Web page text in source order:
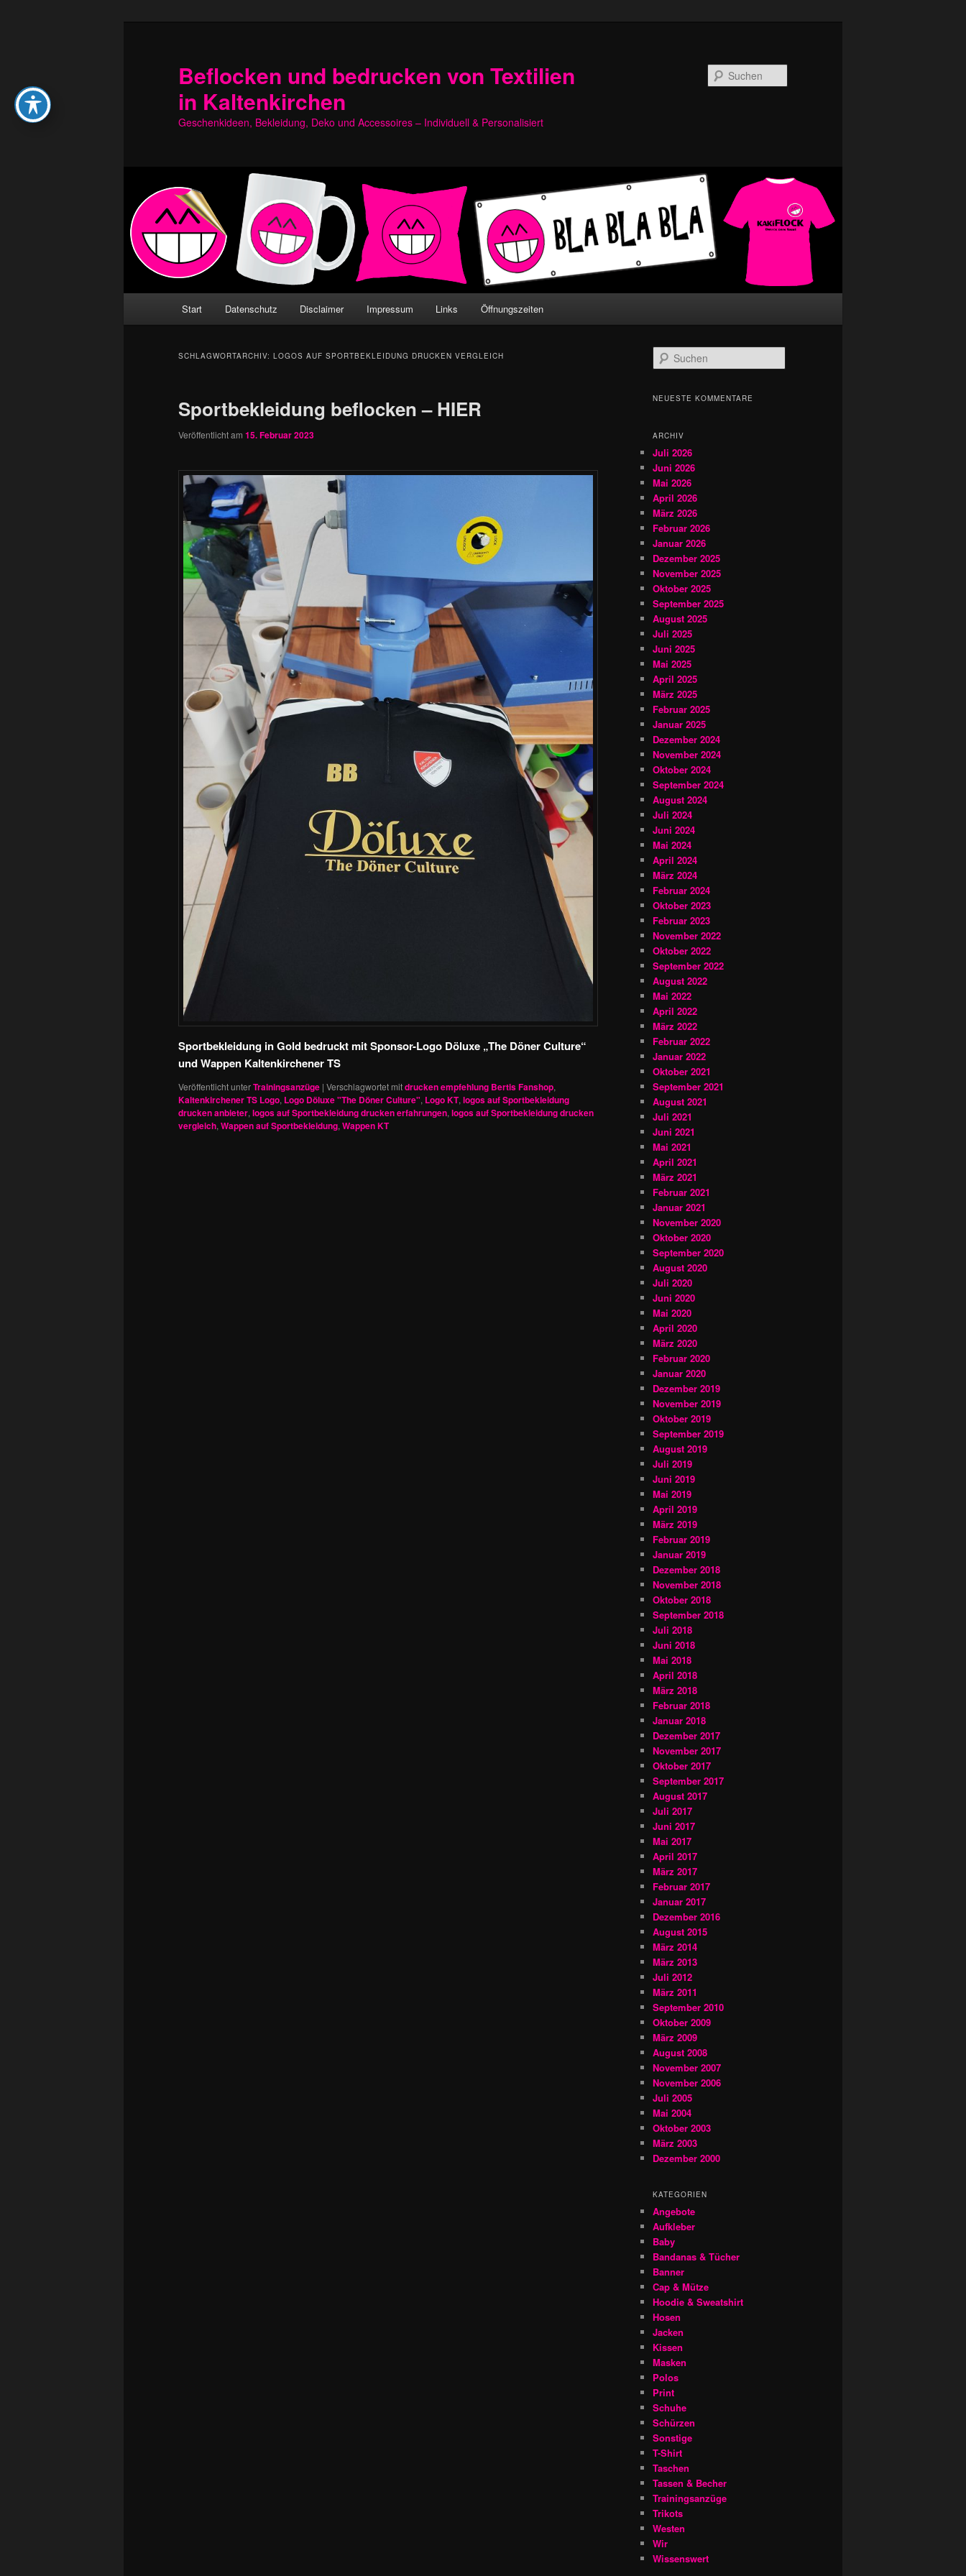
Beflocken und bedrucken von Textilien
in Kaltenkirchen
Geschenkideen, Bekleidung, Deko und Accessoires – Individuell & Personalisiert
Start Datenschutz Disclaimer Impressum Links Öffnungszeiten
SCHLAGWORTARCHIV: LOGOS AUF SPORTBEKLEIDUNG DRUCKEN VERGLEICH
Sportbekleidung beflocken – HIER
Veröffentlicht am 15. Februar 2023
Sportbekleidung in Gold bedruckt mit Sponsor-Logo Döluxe „The Döner Culture“
und Wappen Kaltenkirchener TS
Veröffentlicht unterTrainingsanzüge | Verschlagwortet mitdrucken empfehlung Bertis Fanshop,
Kaltenkirchener TS Logo, Logo Döluxe "The Döner Culture", Logo KT, logos auf Sportbekleidung
drucken anbieter, logos auf Sportbekleidung drucken erfahrungen, logos auf Sportbekleidung drucken
vergleich, Wappen auf Sportbekleidung, Wappen KT
u
h
NEUESTE KOMMENTARE
ARCHIV
Juli 2026
Juni 2026
Mai 2026
April 2026
März 2026
Februar 2026
Januar 2026
Dezember 2025
November 2025
Oktober 2025
September 2025
August 2025
Juli 2025
Juni 2025
Mai 2025
April 2025
März 2025
Februar 2025
Januar 2025
Dezember 2024
November 2024
Oktober 2024
September 2024
August 2024
Juli 2024
Juni 2024
Mai 2024
April 2024
März 2024
Februar 2024
Oktober 2023
Februar 2023
November 2022
Oktober 2022
September 2022
August 2022
Mai 2022
April 2022
März 2022
Februar 2022
Januar 2022
Oktober 2021
September 2021
August 2021
Juli 2021
Juni 2021
Mai 2021
April 2021
März 2021
Februar 2021
Januar 2021
November 2020
Oktober 2020
September 2020
August 2020
Juli 2020
Juni 2020
Mai 2020
April 2020
März 2020
Februar 2020
Januar 2020
Dezember 2019
November 2019
Oktober 2019
September 2019
August 2019
Juli 2019
Juni 2019
Mai 2019
April 2019
März 2019
Februar 2019
Januar 2019
Dezember 2018
November 2018
Oktober 2018
September 2018
Juli 2018
Juni 2018
Mai 2018
April 2018
März 2018
Februar 2018
Januar 2018
Dezember 2017
November 2017
Oktober 2017
September 2017
August 2017
Juli 2017
Juni 2017
Mai 2017
April 2017
März 2017
Februar 2017
Januar 2017
Dezember 2016
August 2015
März 2014
März 2013
Juli 2012
März 2011
September 2010
Oktober 2009
März 2009
August 2008
November 2007
November 2006
Juli 2005
Mai 2004
Oktober 2003
März 2003
Dezember 2000
KATEGORIEN
Angebote
Aufkleber
Baby
Bandanas & Tücher
Banner
Cap & Mütze
Hoodie & Sweatshirt
Hosen
Jacken
Kissen
Masken
Polos
Print
Schuhe
Schürzen
Sonstige
T-Shirt
Taschen
Tassen & Becher
Trainingsanzüge
Trikots
Westen
Wir
Wissenswert